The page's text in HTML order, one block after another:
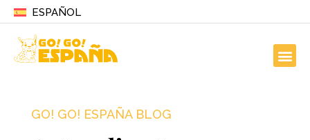
ESPAÑOL
GO! GO! ESPAÑA BLOG